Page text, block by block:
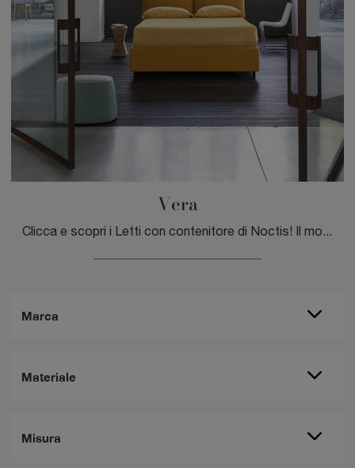
Marca
Materiale
Misura
Vera
Clicca e scopri i Letti con contenitore di Noctis! Il modello Vera in tessuto ti aspetta nelle versioni matrimoniali.